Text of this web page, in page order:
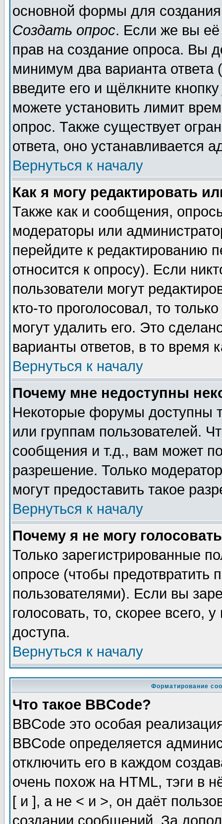
основной формы для
Создать опрос. Если же вы её
прав на создание опроса. Вы
минимум два варианта ответа
введите его и щёлкните
можете установить лимит
опрос. Также существует
ответа, оно устанавливается
Вернуться к началу
Как я могу редактировать
Также как и сообщения,
модераторы или
перейдите к редактированию
относится к опросу). Если
пользователи могут
кто-то проголосовал, то
могут удалить его. Это
варианты ответов, в то время
Вернуться к началу
Почему мне недоступны
Некоторые форумы доступны
или группам пользователей.
сообщения и т.д., вам может
разрешение. Только
могут предоставить такое
Вернуться к началу
Почему я не могу
Только зарегистрированные
опросе (чтобы предотвратить
пользователями). Если вы
голосовать, то, скорее всего,
доступа.
Вернуться к началу
Форматирование
Что такое BBCode?
BBCode это особая
BBCode определяется
отключить его в каждом
очень похож на HTML, тэги в
[ и ], а не < и >, он даёт
создании сообщений. За